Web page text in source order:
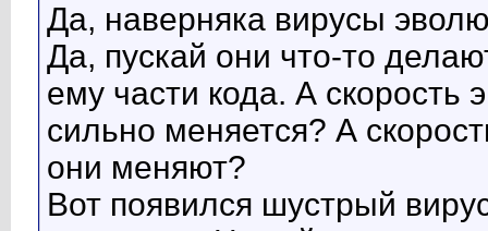
Да, наверняка вирусы
Да, пускай они что-то
ему части кода. А скорость
сильно меняется? А
они меняют?
Вот появился шустрый